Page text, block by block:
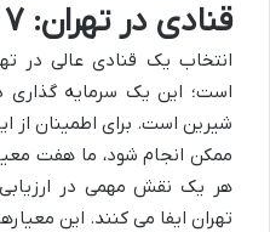
قنادی در تهران: ۷ معیار کلیدی
انتخاب یک قنادی عالی در
است؛ این یک سرمایه
شیرین است. برای اطمینان از
ممکن انجام شود، ما هفت
هر یک نقش مهمی در
تهران ایفا می کنند. این